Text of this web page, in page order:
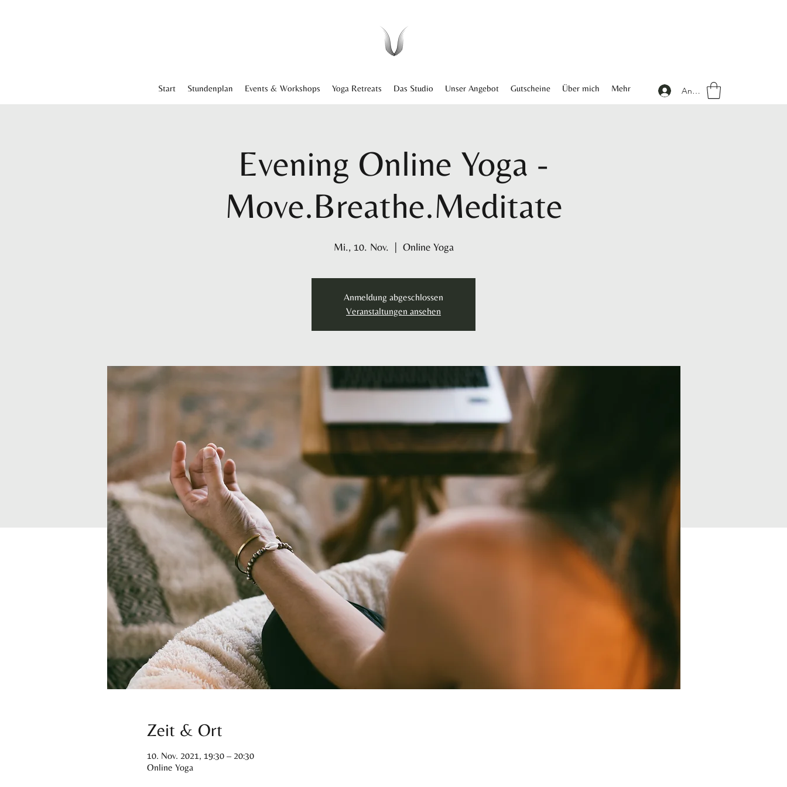
Start Stundenplan Events & Workshops Yoga Retreats Das Studio Unser Angebot Gutscheine Über mich Mehr Anmelden
Evening Online Yoga -
Move.Breathe.Meditate
Mi., 10. Nov.
  |
Online Yoga
Anmeldung abgeschlossen
Veranstaltungen ansehen
Zeit & Ort
10. Nov. 2021, 19:30 – 20:30
Online Yoga